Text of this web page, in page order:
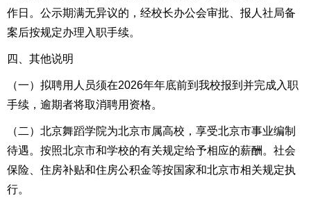
作日。公示期满无异议的，经校长办公会审批、报人社局备
案后按规定办理入职手续。
四、其他说明
（一）拟聘用人员须在2026年年底前到我校报到并完成入职
手续，逾期者将取消聘用资格。
（二）北京舞蹈学院为北京市属高校，享受北京市事业编制
待遇。按照北京市和学校的有关规定给予相应的薪酬。社会
保险、住房补贴和住房公积金等按国家和北京市相关规定执
行。